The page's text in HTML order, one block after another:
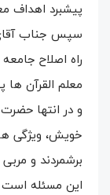
پیشبرد اهداف
سپس جناب
راه اصلاح
معلم القرآن ها
و در انتها حضرت
خویش، ویژگی
برشمردند و
این مسئله